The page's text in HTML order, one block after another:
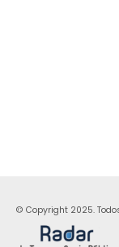
© Copyright 2025.